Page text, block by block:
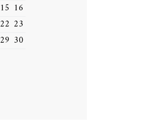
15 16
22 23
29 30